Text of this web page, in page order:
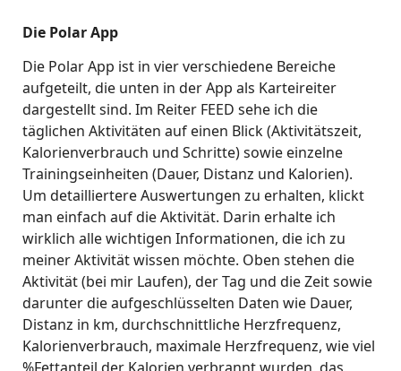
Die Polar App
Die Polar App ist in vier verschiedene Bereiche
aufgeteilt, die unten in der App als Karteireiter
dargestellt sind. Im Reiter FEED sehe ich die
täglichen Aktivitäten auf einen Blick (Aktivitätszeit,
Kalorienverbrauch und Schritte) sowie einzelne
Trainingseinheiten (Dauer, Distanz und Kalorien).
Um detailliertere Auswertungen zu erhalten, klickt
man einfach auf die Aktivität. Darin erhalte ich
wirklich alle wichtigen Informationen, die ich zu
meiner Aktivität wissen möchte. Oben stehen die
Aktivität (bei mir Laufen), der Tag und die Zeit sowie
darunter die aufgeschlüsselten Daten wie Dauer,
Distanz in km, durchschnittliche Herzfrequenz,
Kalorienverbrauch, maximale Herzfrequenz, wie viel